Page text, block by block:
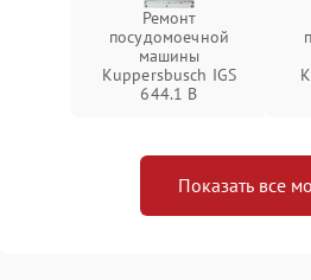
Ремонт
посудомоечной
машины
Kuppersbusch IGS
644.1 B
Показать все